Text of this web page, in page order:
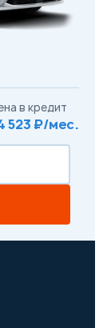
в кредит
523 ₽/мес.